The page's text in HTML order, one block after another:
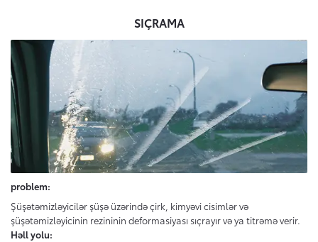
SIÇRAMA
problem:
Şüşətəmizləyicilər şüşə üzərində çirk, kimyəvi cisimlər və
şüşətəmizləyicinin rezininin deformasiyası sıçrayır və ya titrəmə verir.
Həll yolu: